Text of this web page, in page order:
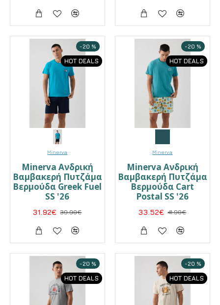
HOT DEALS
-20 %
Minerva
Minerva Ανδρική
Βαμβακερή Πυτζάμα
Βερμούδα Greek Fuel
SS '26
31.92€ 39.90€
HOT DEALS
-20 %
Minerva
Minerva Ανδρική
Βαμβακερή Πυτζάμα
Βερμούδα Cart
Postal SS '26
33.52€ 41.90€
HOT DEALS
-20 %
HOT DEALS
-20 %